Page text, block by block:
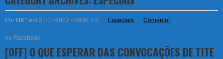
Por HK° em 21/11/2022 - 09:01:52 Especiais Comente! +
no Facebook
[OFF] O QUE ESPERAR DAS CONVOCAÇÕES DE TITE